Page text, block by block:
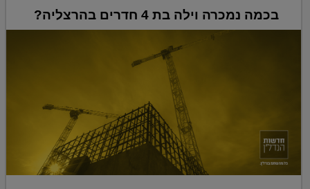
בכמה נמכרה וילה בת 4 חדרים בהרצליה?